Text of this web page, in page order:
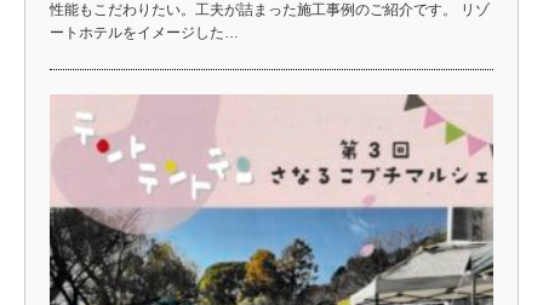
性能もこだわりたい。工夫が詰まった施工事例のご紹介です。 リゾ
ートホテルをイメージした…